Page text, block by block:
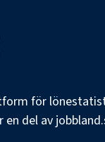
för
en del av